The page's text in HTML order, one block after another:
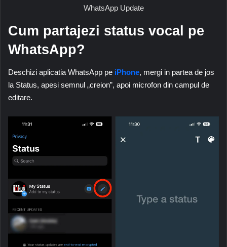
WhatsApp Update
Cum partajezi status vocal pe
WhatsApp?
Deschizi aplicatia WhatsApp pe iPhone, mergi in partea de jos
la Status, apesi semnul „creion”, apoi microfon din campul de
editare.